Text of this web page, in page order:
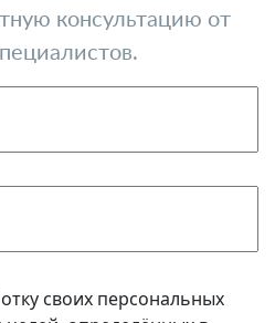
консультацию от
своих персональных